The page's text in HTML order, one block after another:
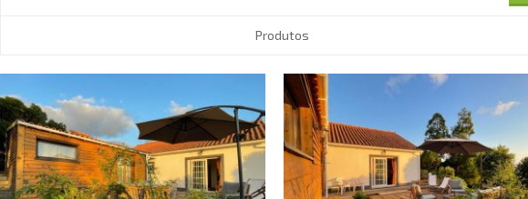
Produtos